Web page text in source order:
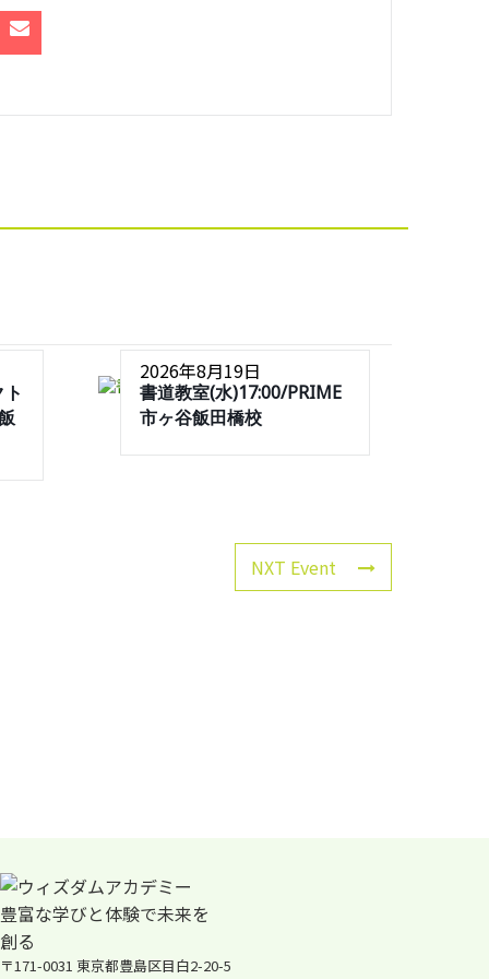
2026年8月19日
書道教室(水)17:00/PRIME
市ヶ谷飯田橋校
NXT Event
〒171-0031 東京都豊島区目白2-20-5